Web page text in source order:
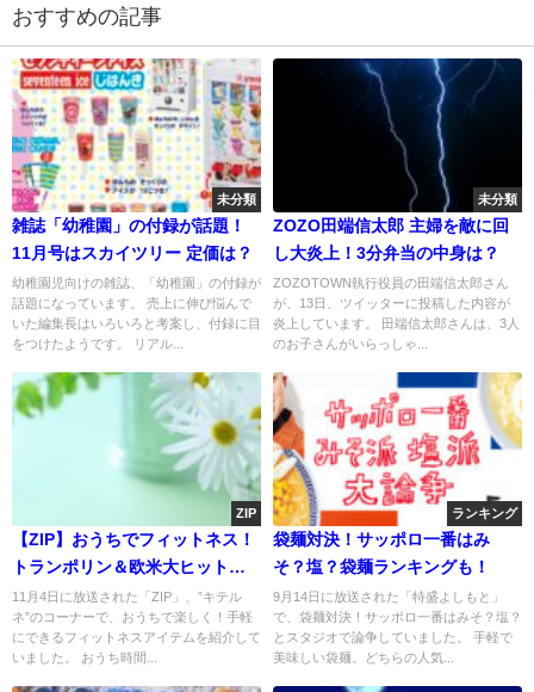
おすすめの記事
未分類
雑誌「幼稚園」の付録が話題！
11月号はスカイツリー 定価は？
幼稚園児向けの雑誌、「幼稚園」の付録が
話題になっています。 売上に伸び悩んで
いた編集長はいろいろと考案し、付録に目
をつけたようです。 リアル...
未分類
ZOZO田端信太郎 主婦を敵に回
し大炎上！3分弁当の中身は？
ZOZOTOWN執行役員の田端信太郎さん
が、13日、ツイッターに投稿した内容が
炎上しています。 田端信太郎さんは、3人
のお子さんがいらっしゃ...
ZIP
【ZIP】おうちでフィットネス！
トランポリン＆欧米大ヒット商
品
11月4日に放送された「ZIP」、”キテル
ネ”のコーナーで、おうちで楽しく！手軽
にできるフィットネスアイテムを紹介して
いました。 おうち時間...
ランキング
袋麺対決！サッポロ一番はみ
そ？塩？袋麺ランキングも！
9月14日に放送された「特盛よしもと」
で、袋麺対決！サッポロ一番はみそ？塩？
とスタジオで論争していました。 手軽で
美味しい袋麺。どちらの人気...